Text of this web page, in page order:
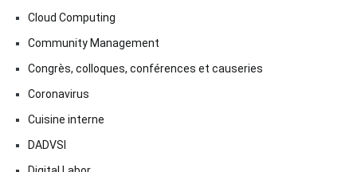
Cloud Computing
Community Management
Congrès, colloques, conférences et causeries
Coronavirus
Cuisine interne
DADVSI